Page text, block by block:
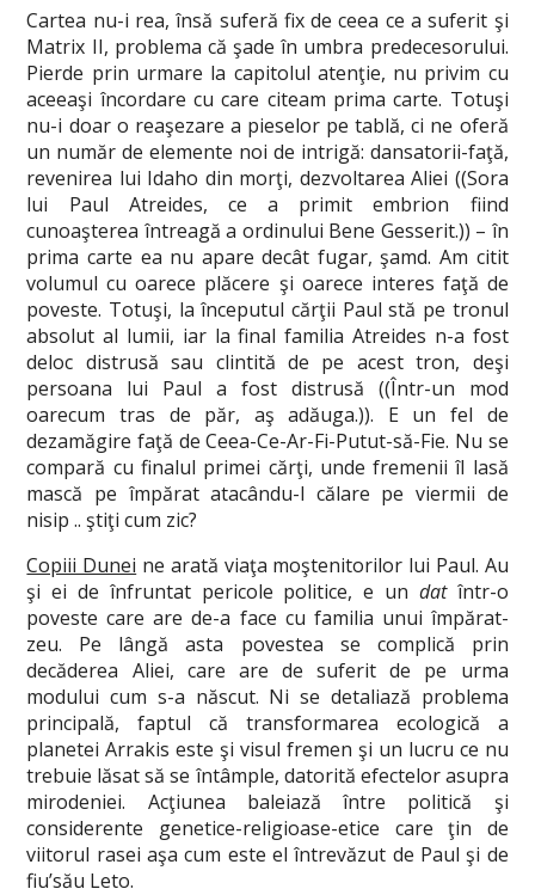
Cartea nu-i rea, însă suferă fix de ceea ce a suferit şi
Matrix II, problema că şade în umbra predecesorului.
Pierde prin urmare la capitolul atenţie, nu privim cu
aceeaşi încordare cu care citeam prima carte. Totuşi
nu-i doar o reaşezare a pieselor pe tablă, ci ne oferă
un număr de elemente noi de intrigă: dansatorii-faţă,
revenirea lui Idaho din morţi, dezvoltarea Aliei ((Sora
lui Paul Atreides, ce a primit embrion fiind
cunoaşterea întreagă a ordinului Bene Gesserit.)) – în
prima carte ea nu apare decât fugar, şamd. Am citit
volumul cu oarece plăcere şi oarece interes faţă de
poveste. Totuşi, la începutul cărţii Paul stă pe tronul
absolut al lumii, iar la final familia Atreides n-a fost
deloc distrusă sau clintită de pe acest tron, deşi
persoana lui Paul a fost distrusă ((Într-un mod
oarecum tras de păr, aş adăuga.)). E un fel de
dezamăgire faţă de Ceea-Ce-Ar-Fi-Putut-să-Fie. Nu se
compară cu finalul primei cărţi, unde fremenii îl lasă
mască pe împărat atacându-l călare pe viermii de
nisip .. ştiţi cum zic?
Copiii Dunei ne arată viaţa moştenitorilor lui Paul. Au
şi ei de înfruntat pericole politice, e un datîntr-o
poveste care are de-a face cu familia unui împărat-
zeu. Pe lângă asta povestea se complică prin
decăderea Aliei, care are de suferit de pe urma
modului cum s-a născut. Ni se detaliază problema
principală, faptul că transformarea ecologică a
planetei Arrakis este şi visul fremen şi un lucru ce nu
trebuie lăsat să se întâmple, datorită efectelor asupra
mirodeniei. Acţiunea baleiază între politică şi
considerente genetice-religioase-etice care ţin de
viitorul rasei aşa cum este el întrevăzut de Paul şi de
fiu’său Leto.